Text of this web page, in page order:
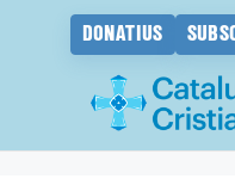
DONATIUS